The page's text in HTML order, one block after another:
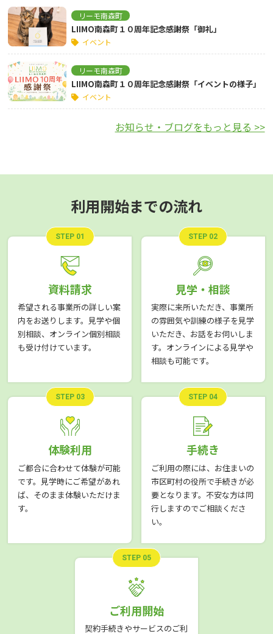
リーモ南森町
LIIMO南森町１０周年記念感謝祭「御礼」
イベント
リーモ南森町
LIIMO南森町１０周年記念感謝祭「イベントの様子」
イベント
お知らせ・ブログをもっと見る >>
利用開始までの流れ
STEP 01
資料請求
希望される事業所の詳しい案
内をお送りします。見学や個
別相談、オンライン個別相談
も受け付けています。
STEP 02
見学・相談
実際に来所いただき、事業所
の雰囲気や訓練の様子を見学
いただき、お話をお伺いしま
す。オンラインによる見学や
相談も可能です。
STEP 03
体験利用
ご都合に合わせて体験が可能
です。見学時にご希望があれ
ば、そのまま体験いただけま
す。
STEP 04
手続き
ご利用の際には、お住まいの
市区町村の役所で手続きが必
要となります。不安な方は同
行しますのでご相談くださ
い。
STEP 05
ご利用開始
契約手続きやサービスのご利